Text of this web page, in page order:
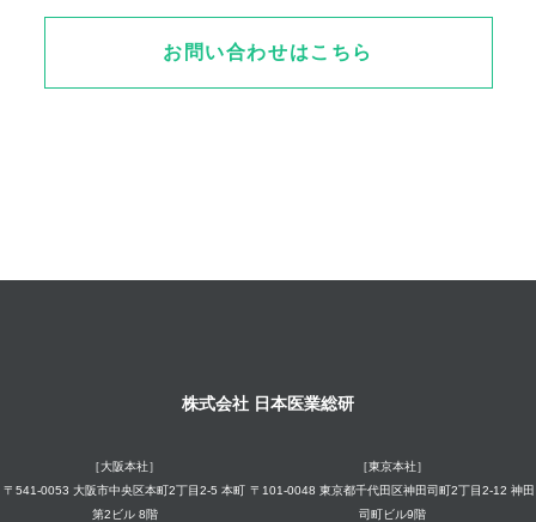
お問い合わせはこちら
株式会社 日本医業総研
［大阪本社］
〒541-0053 大阪市中央区本町2丁目2-5 本町
第2ビル 8階
［東京本社］
〒101-0048 東京都千代田区神田司町2丁目2-12 神田
司町ビル9階